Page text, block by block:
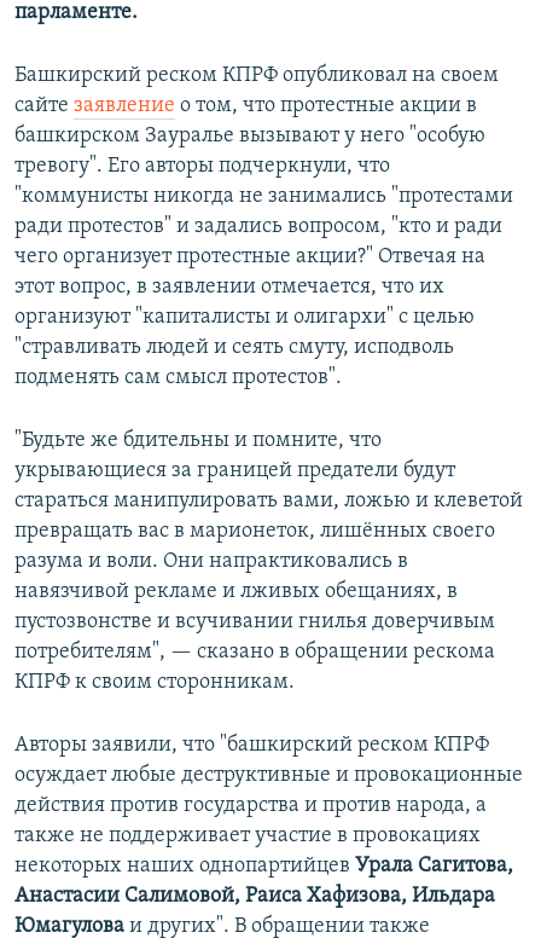
парламенте.
Башкирский реском КПРФ опубликовал на своем
сайте заявление о том, что протестные акции в
башкирском Зауралье вызывают у него "особую
тревогу". Его авторы подчеркнули, что
"коммунисты никогда не занимались "протестами
ради протестов" и задались вопросом, "кто и ради
чего организует протестные акции?" Отвечая на
этот вопрос, в заявлении отмечается, что их
организуют "капиталисты и олигархи" с целью
"стравливать людей и сеять смуту, исподволь
подменять сам смысл протестов".
"Будьте же бдительны и помните, что
укрывающиеся за границей предатели будут
стараться манипулировать вами, ложью и клеветой
превращать вас в марионеток, лишённых своего
разума и воли. Они напрактиковались в
навязчивой рекламе и лживых обещаниях, в
пустозвонстве и всучивании гнилья доверчивым
потребителям", — сказано в обращении рескома
КПРФ к своим сторонникам.
Авторы заявили, что "башкирский реском КПРФ
осуждает любые деструктивные и провокационные
действия против государства и против народа, а
также не поддерживает участие в провокациях
некоторых наших однопартийцев Урала Сагитова,
Анастасии Салимовой, Раиса Хафизова, Ильдара
Юмагулова и других". В обращении также